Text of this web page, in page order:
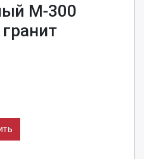
М-300